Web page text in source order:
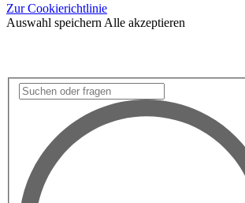
Zur Cookierichtlinie
Auswahl speichern Alle akzeptieren